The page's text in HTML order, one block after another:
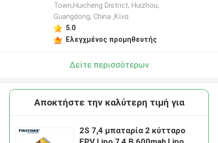
Town,Huicheng District, Huizhou,
Guangdong, China ,Κίνα
5.0
Ελεγχμένος προμηθευτής
Δείτε περισσότερων
Αποκτήστε την καλύτερη τιμή για
2S 7,4 μπαταρία 2 κύτταρο